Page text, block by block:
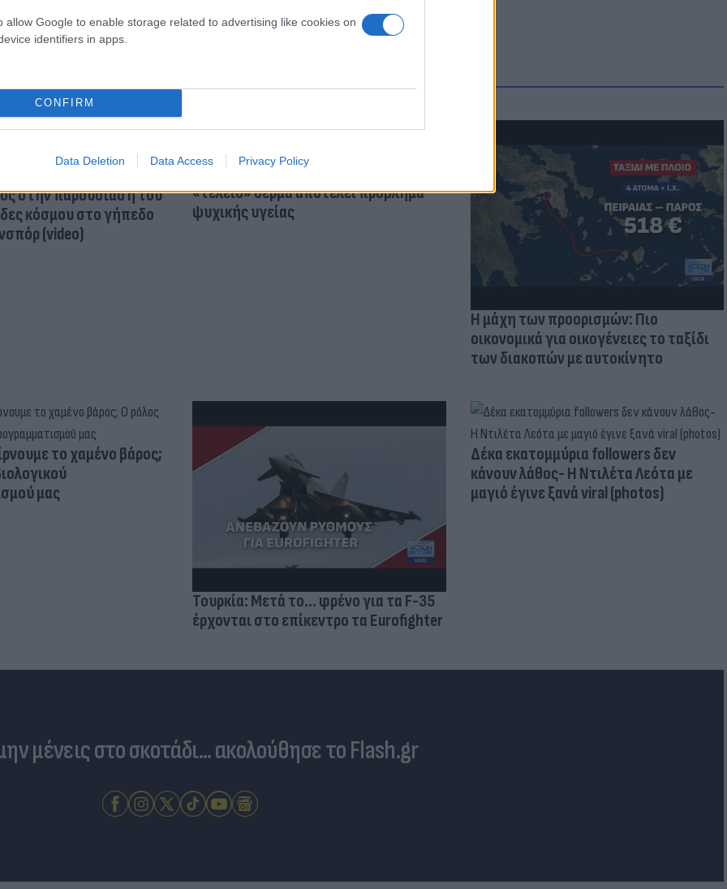
allow Google to enable storage related to advertising like cookies on
identifiers in apps.
CONFIRM
Data Deletion Data Access Privacy Policy
στην παρουσίαση του
κόσμου στο γήπεδο
(video)
Skin dysmorphia: Όταν η εμμονή με το
«τέλειο» δέρμα αποτελεί πρόβλημα
ψυχικής υγείας
Η μάχη των προορισμών: Πιο
οικονομικά για οικογένειες το ταξίδι
των διακοπών με αυτοκίνητο
το χαμένο βάρος;
μας
Τουρκία: Μετά το... φρένο για τα F-35
έρχονται στο επίκεντρο τα Eurofighter
Δέκα εκατομμύρια followers δεν
κάνουν λάθος- Η Ντιλέτα Λεότα με
μαγιό έγινε ξανά viral (photos)
μένεις στο σκοτάδι... ακολούθησε το Flash.gr